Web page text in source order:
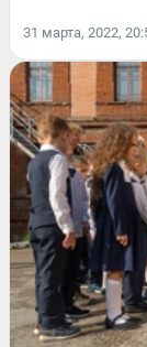
31 марта, 2022,